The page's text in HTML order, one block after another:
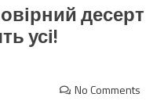
десерт
усі!
No Comments